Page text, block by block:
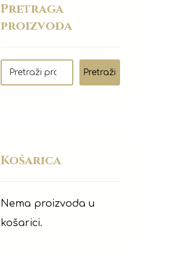
Pretraga
proizvoda
Pretraži
Košarica
Nema proizvoda u
košarici.